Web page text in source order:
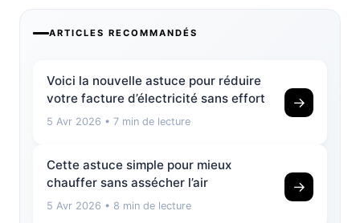
ARTICLES RECOMMANDÉS
Voici la nouvelle astuce pour réduire
votre facture d’électricité sans effort
5 Avr 2026 • 7 min de lecture
→
Cette astuce simple pour mieux
chauffer sans assécher l’air
5 Avr 2026 • 8 min de lecture
→